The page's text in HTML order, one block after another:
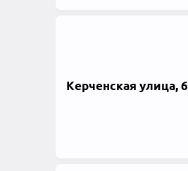
Керченская улица, 6